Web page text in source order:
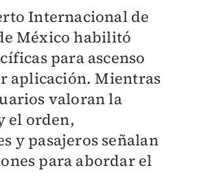
Internacional de
México habilitó
para ascenso
aplicación. Mientras
valoran la
el orden,
y pasajeros señalan
para abordar el